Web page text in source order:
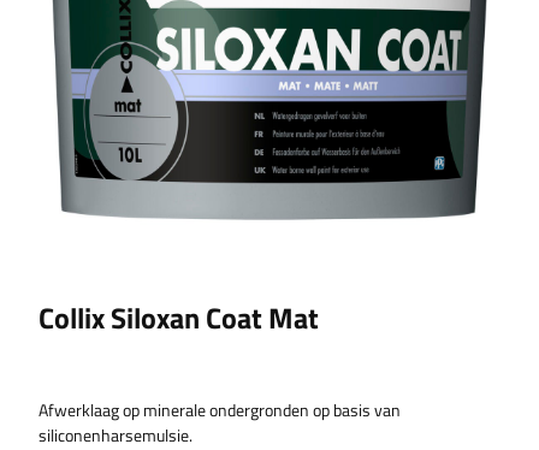
Collix Siloxan Coat Mat
Afwerklaag op minerale ondergronden op basis van
siliconenharsemulsie.